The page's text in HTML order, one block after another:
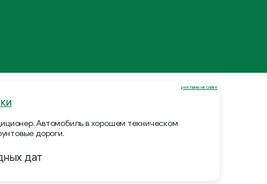
Автомобиль в хорошем техническом
дороги.
дат
реклама на сайте